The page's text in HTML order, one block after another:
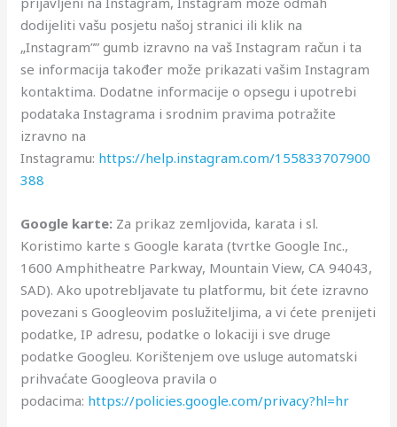
dodijeliti vašu posjetu našoj stranici ili klik na
„Instagram”” gumb izravno na vaš Instagram račun i ta
se informacija također može prikazati vašim Instagram
kontaktima. Dodatne informacije o opsegu i upotrebi
podataka Instagrama i srodnim pravima potražite
izravno na
Instagramu: https://help.instagram.com/155833707900
388
Google karte: Za prikaz zemljovida, karata i sl.
Koristimo karte s Google karata (tvrtke Google Inc.,
1600 Amphitheatre Parkway, Mountain View, CA 94043,
SAD). Ako upotrebljavate tu platformu, bit ćete izravno
povezani s Googleovim poslužiteljima, a vi ćete prenijeti
podatke, IP adresu, podatke o lokaciji i sve druge
podatke Googleu. Korištenjem ove usluge automatski
prihvaćate Googleova pravila o
podacima: https://policies.google.com/privacy?hl=hr